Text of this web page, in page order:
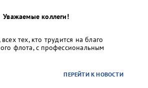
Уважаемые коллеги!
тех, кто трудится на благо
флота, с профессиональным
ПЕРЕЙТИ К НОВОСТИ